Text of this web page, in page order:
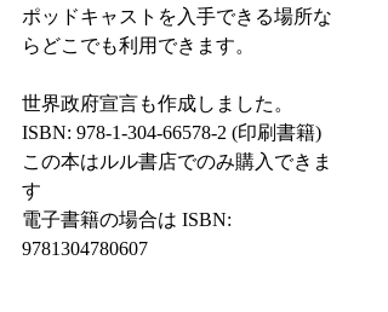
ポッドキャストを入手できる場所な
らどこでも利用できます。
世界政府宣言も作成しました。
ISBN: 978-1-304-66578-2 (印刷書籍)
この本はルル書店でのみ購入できま
す
電子書籍の場合は ISBN:
9781304780607